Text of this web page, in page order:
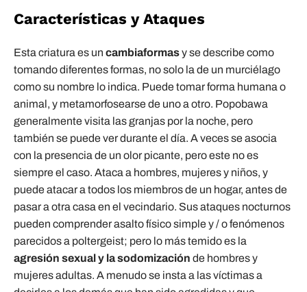
Características y Ataques
Esta criatura es un cambiaformasy se describe como
tomando diferentes formas, no solo la de un murciélago
como su nombre lo indica. Puede tomar forma humana o
animal, y metamorfosearse de uno a otro. Popobawa
generalmente visita las granjas por la noche, pero
también se puede ver durante el día. A veces se asocia
con la presencia de un olor picante, pero este no es
siempre el caso. Ataca a hombres, mujeres y niños, y
puede atacar a todos los miembros de un hogar, antes de
pasar a otra casa en el vecindario. Sus ataques nocturnos
pueden comprender asalto físico simple y / o fenómenos
parecidos a poltergeist; pero lo más temido es la
agresión sexual y la sodomización de hombres y
mujeres adultas. A menudo se insta a las víctimas a